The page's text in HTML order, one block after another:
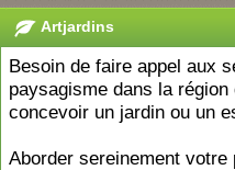
Artjardins
Besoin de faire appel aux
paysagisme dans la
concevoir un jardin ou un
Aborder sereinement